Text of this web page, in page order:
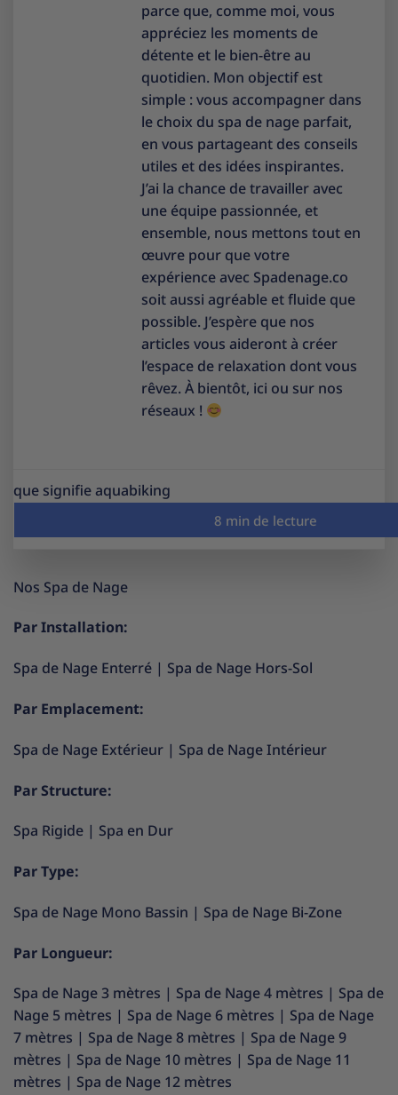
parce que, comme moi, vous
appréciez les moments de
détente et le bien-être au
quotidien. Mon objectif est
simple : vous accompagner dans
le choix du spa de nage parfait,
en vous partageant des conseils
utiles et des idées inspirantes.
J’ai la chance de travailler avec
une équipe passionnée, et
ensemble, nous mettons tout en
œuvre pour que votre
expérience avec Spadenage.co
soit aussi agréable et fluide que
possible. J’espère que nos
articles vous aideront à créer
l’espace de relaxation dont vous
rêvez. À bientôt, ici ou sur nos
réseaux !
que signifie aquabiking
Nos Spa de Nage
Par Installation:
Spa de Nage Enterré | Spa de Nage Hors-Sol
Par Emplacement:
Spa de Nage Extérieur | Spa de Nage Intérieur
Par Structure:
Spa Rigide | Spa en Dur
Par Type:
Spa de Nage Mono Bassin | Spa de Nage Bi-Zone
Par Longueur:
Spa de Nage 3 mètres | Spa de Nage 4 mètres | Spa de
Nage 5 mètres | Spa de Nage 6 mètres | Spa de Nage
7 mètres | Spa de Nage 8 mètres | Spa de Nage 9
mètres | Spa de Nage 10 mètres | Spa de Nage 11
mètres | Spa de Nage 12 mètres